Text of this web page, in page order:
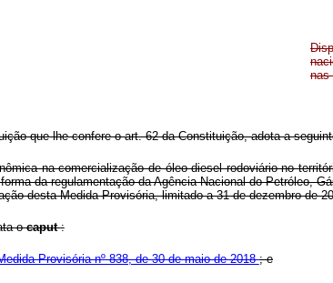
nas
que lhe confere o art. 62 da Constituição, adota a
na comercialização de óleo diesel rodoviário no
da regulamentação da Agência Nacional do Petróleo,
desta Medida Provisória, limitado a 31 de dezembro de
ocaput:
Provisória nº 838, de 30 de maio de 2018; e